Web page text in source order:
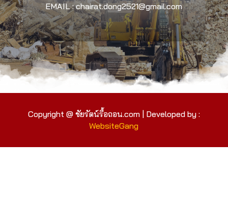
EMAIL : chairat.dong2521@gmail.com
Copyright @ ชัยรัตน์รื้อถอน.com | Developed by :
WebsiteGang